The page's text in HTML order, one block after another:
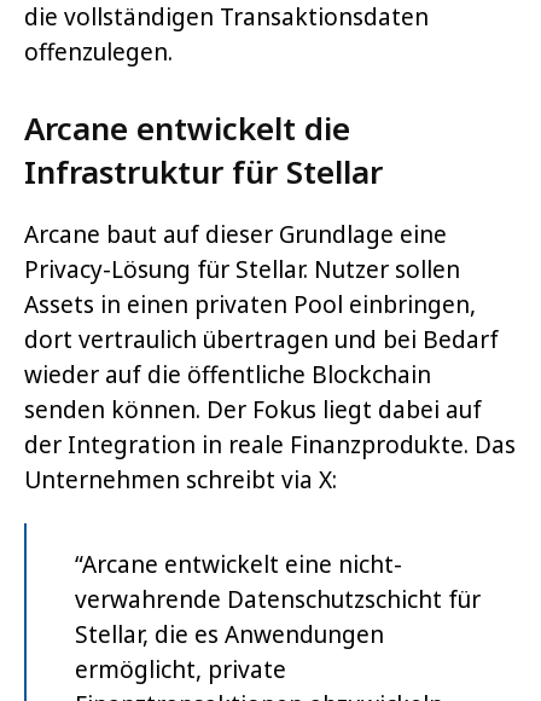
die vollständigen Transaktionsdaten
offenzulegen.
Arcane entwickelt die
Infrastruktur für Stellar
Arcane baut auf dieser Grundlage eine
Privacy-Lösung für Stellar. Nutzer sollen
Assets in einen privaten Pool einbringen,
dort vertraulich übertragen und bei Bedarf
wieder auf die öffentliche Blockchain
senden können. Der Fokus liegt dabei auf
der Integration in reale Finanzprodukte. Das
Unternehmen schreibt via X:
“Arcane entwickelt eine nicht-
verwahrende Datenschutzschicht für
Stellar, die es Anwendungen
ermöglicht, private